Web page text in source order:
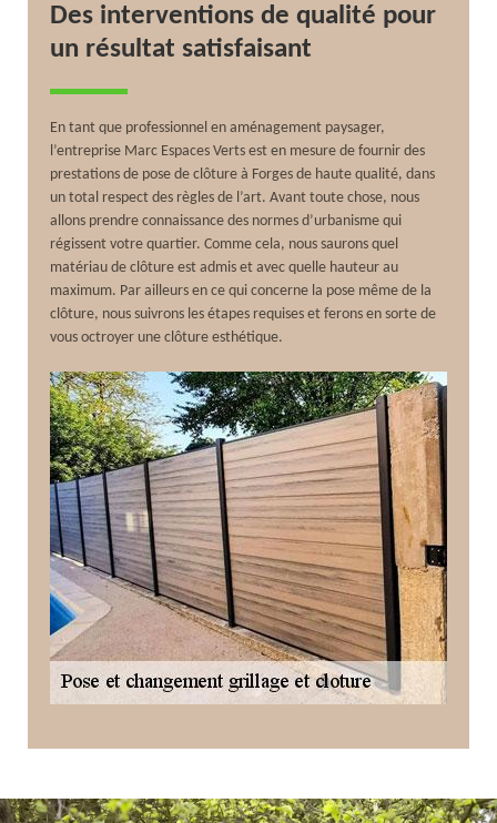
Des interventions de qualité pour
un résultat satisfaisant
En tant que professionnel en aménagement paysager,
l’entreprise Marc Espaces Verts est en mesure de fournir des
prestations de pose de clôture à Forges de haute qualité, dans
un total respect des règles de l’art. Avant toute chose, nous
allons prendre connaissance des normes d’urbanisme qui
régissent votre quartier. Comme cela, nous saurons quel
matériau de clôture est admis et avec quelle hauteur au
maximum. Par ailleurs en ce qui concerne la pose même de la
clôture, nous suivrons les étapes requises et ferons en sorte de
vous octroyer une clôture esthétique.